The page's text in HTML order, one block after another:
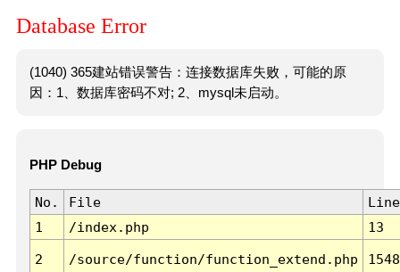
Database Error
(1040) 365建站错误警告：连接数据库失败，可能的原
因：1、数据库密码不对; 2、mysql未启动。
PHP Debug
No. File
Line
1
/index.php 13
2 /source/function/function_extend.php 1548